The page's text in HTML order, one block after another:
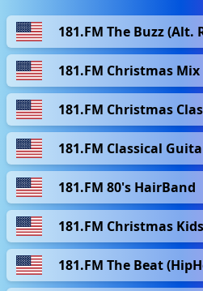
181.FM The Buzz (Alt.
181.FM Christmas Mix
181.FM Christmas
181.FM Classical
181.FM 80's HairBand
181.FM Christmas Kids
181.FM The Beat